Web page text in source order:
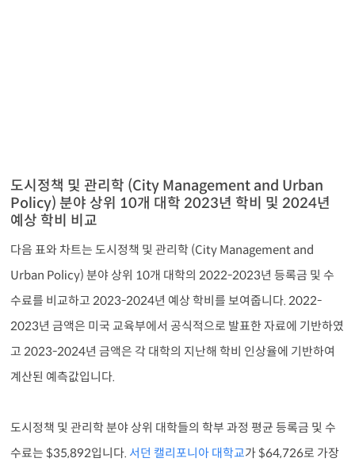
도시정책 및 관리학 (City Management and Urban
Policy) 분야 상위 10개 대학 2023년 학비 및 2024년
예상 학비 비교
다음 표와 차트는 도시정책 및 관리학 (City Management and
Urban Policy) 분야 상위 10개 대학의 2022-2023년 등록금 및 수
수료를 비교하고 2023-2024년 예상 학비를 보여줍니다. 2022-
2023년 금액은 미국 교육부에서 공식적으로 발표한 자료에 기반하였
고 2023-2024년 금액은 각 대학의 지난해 학비 인상율에 기반하여
계산된 예측값입니다.
도시정책 및 관리학 분야 상위 대학들의 학부 과정 평균 등록금 및 수
수료는 $35,892입니다. 서던 캘리포니아 대학교가 $64,726로 가장